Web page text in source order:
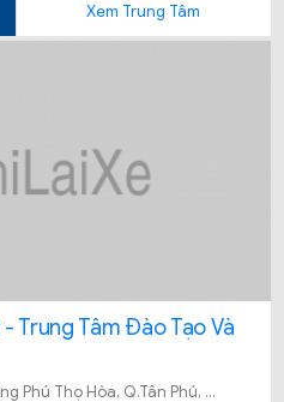
Xem Trung Tâm
- Trung Tâm Đào Tạo Và
73 Văn Cao, Phường Phú Thọ Hòa, Q.Tân Phú, Tp.HCM